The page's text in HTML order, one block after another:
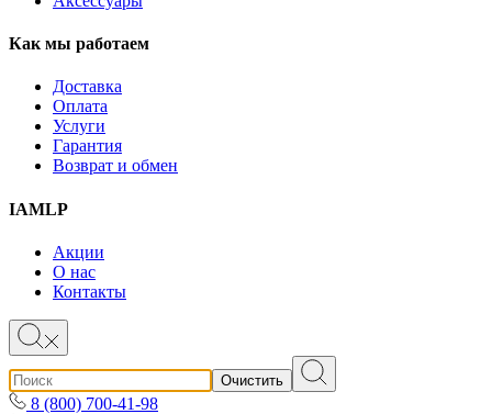
Как мы работаем
Доставка
Оплата
Услуги
Гарантия
Возврат и обмен
IAMLP
Акции
О нас
Контакты
Очистить
8 (800) 700-41-98